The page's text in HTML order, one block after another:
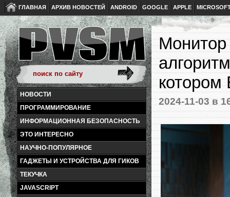
ГЛАВНАЯ АРХИВ НОВОСТЕЙ ANDROID GOOGLE APPLE
НОВОСТИ
ПРОГРАММИРОВАНИЕ
ИНФОРМАЦИОННАЯ БЕЗОПАСНОСТЬ
ЭТО ИНТЕРЕСНО
НАУЧНО-ПОПУЛЯРНОЕ
ГАДЖЕТЫ И УСТРОЙСТВА ДЛЯ ГИКОВ
ТЕКУЧКА
JAVASCRIPT
котором
2024-11-03 в